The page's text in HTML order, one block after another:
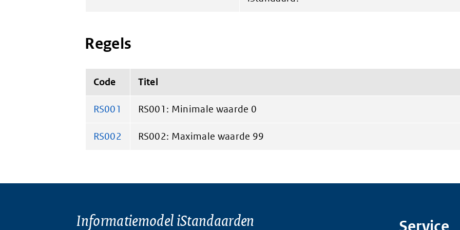
Regels
Code Titel
RS001 RS001: Minimale waarde 0
RS002 RS002: Maximale waarde 99
Informatiemodel iStandaarden Service